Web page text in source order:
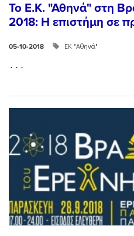
Το Ε.Κ. "Αθηνά" στη
2018: Η επιστήμη σε
05-10-2018 ΕΚ "Αθηνά"
...